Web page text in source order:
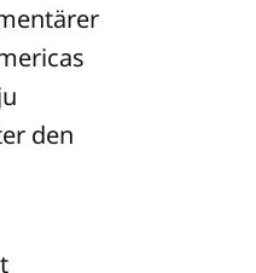
den